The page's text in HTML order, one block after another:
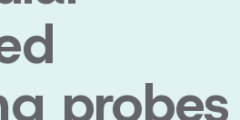
probes